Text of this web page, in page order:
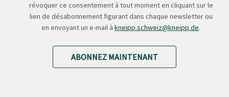
révoquer ce consentement à tout moment en cliquant sur le
lien de désabonnement figurant dans chaque newsletter ou
en envoyant un e-mail à kneipp.schweiz@kneipp.de.
ABONNEZ MAINTENANT